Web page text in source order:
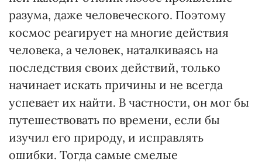
разума, даже человеческого. Поэтому
космос реагирует на многие действия
человека, а человек, наталкиваясь на
последствия своих действий, только
начинает искать причины и не всегда
успевает их найти. В частности, он мог бы
путешествовать по времени, если бы
изучил его природу, и исправлять
ошибки. Тогда самые смелые